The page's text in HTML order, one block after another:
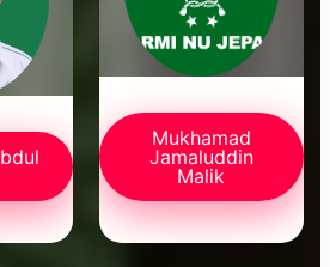
Mukhamad
Jamaluddin
Malik